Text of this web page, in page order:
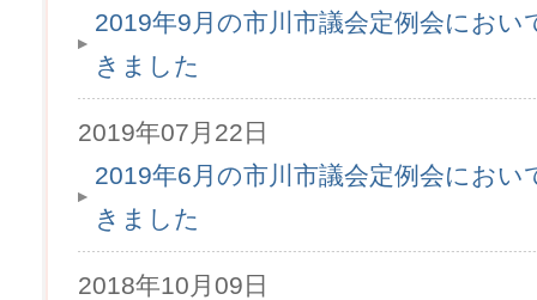
2019年9月の市川市議会定例会におい
きました
2019年07月22日
2019年6月の市川市議会定例会におい
きました
2018年10月09日